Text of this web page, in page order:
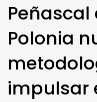
Polonia
impulsar